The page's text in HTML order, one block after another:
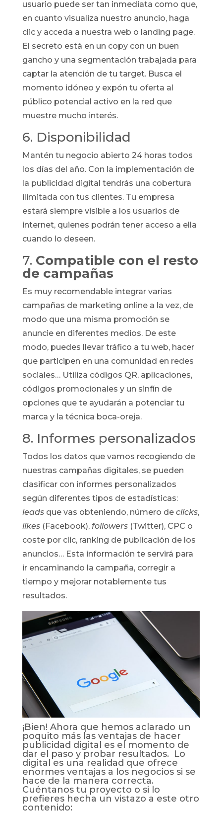
usuario puede ser tan inmediata como que,
en cuanto visualiza nuestro anuncio, haga
clic y acceda a nuestra web o landing page.
El secreto está en un copy con un buen
gancho y una segmentación trabajada para
captar la atención de tu target. Busca el
momento idóneo y expón tu oferta al
público potencial activo en la red que
muestre mucho interés.
6. Disponibilidad
Mantén tu negocio abierto 24 horas todos
los días del año. Con la implementación de
la publicidad digital tendrás una cobertura
ilimitada con tus clientes. Tu empresa
estará siempre visible a los usuarios de
internet, quienes podrán tener acceso a ella
cuando lo deseen.
7. Compatible con el resto
de campañas
Es muy recomendable integrar varias
campañas de marketing online a la vez, de
modo que una misma promoción se
anuncie en diferentes medios. De este
modo, puedes llevar tráfico a tu web, hacer
que participen en una comunidad en redes
sociales… Utiliza códigos QR, aplicaciones,
códigos promocionales y un sinfín de
opciones que te ayudarán a potenciar tu
marca y la técnica boca-oreja.
8. Informes personalizados
Todos los datos que vamos recogiendo de
nuestras campañas digitales, se pueden
clasificar con informes personalizados
según diferentes tipos de estadísticas:
leadsque vas obteniendo, número de clicks,
likes(Facebook), followers(Twitter), CPC o
coste por clic, ranking de publicación de los
anuncios… Esta información te servirá para
ir encaminando la campaña, corregir a
tiempo y mejorar notablemente tus
resultados.
¡Bien! Ahora que hemos aclarado un
poquito más las ventajas de hacer
publicidad digital es el momento de
dar el paso y probar resultados. Lo
digital es una realidad que ofrece
enormes ventajas a los negocios si se
hace de la manera correcta.
Cuéntanos tu proyecto o si lo
prefieres hecha un vistazo a este otro
contenido: